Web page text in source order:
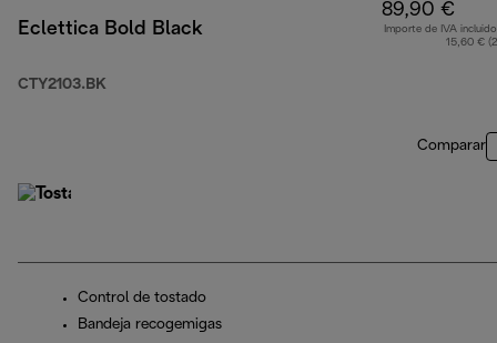
Eclettica Bold Black
CTY2103.BK
89,90 €
Importe de IVA
15,60 €
Comparar
Control de tostado
Bandeja recogemigas